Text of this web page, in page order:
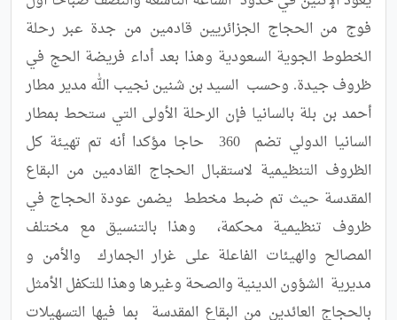
ظروف جيدة. وحسب  السيد بن شنين نجيب الله مدير مطار
أحمد بن بلة بالسانيا فإن الرحلة الأولى التي ستحط بمطار